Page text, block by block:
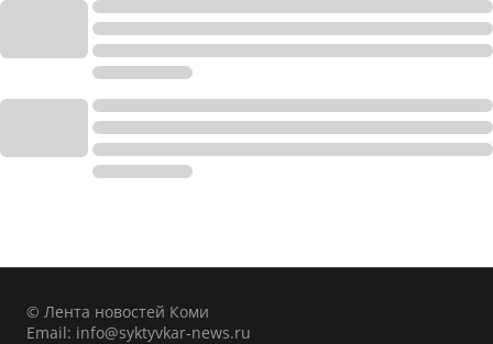
© Лента новостей Коми
Email: info@syktyvkar-news.ru